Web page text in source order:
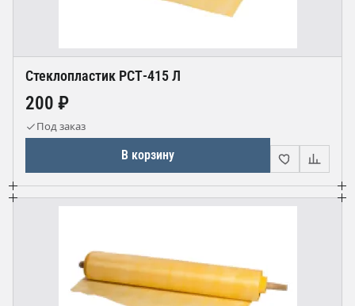
Стеклопластик РСТ-415 Л
200 ₽
Под заказ
В корзину